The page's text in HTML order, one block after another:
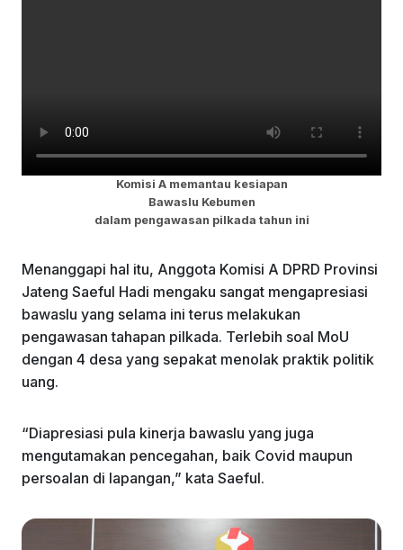
Komisi A memantau kesiapan
Bawaslu Kebumen
dalam pengawasan pilkada tahun ini
Menanggapi hal itu, Anggota Komisi A DPRD Provinsi
Jateng Saeful Hadi mengaku sangat mengapresiasi
bawaslu yang selama ini terus melakukan
pengawasan tahapan pilkada. Terlebih soal MoU
dengan 4 desa yang sepakat menolak praktik politik
uang.
“Diapresiasi pula kinerja bawaslu yang juga
mengutamakan pencegahan, baik Covid maupun
persoalan di lapangan,” kata Saeful.